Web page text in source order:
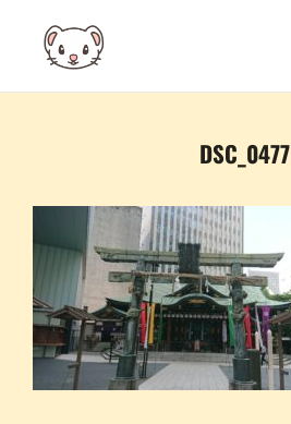
content
DSC_0477
ビ
ゲ
ー
シ
ョ